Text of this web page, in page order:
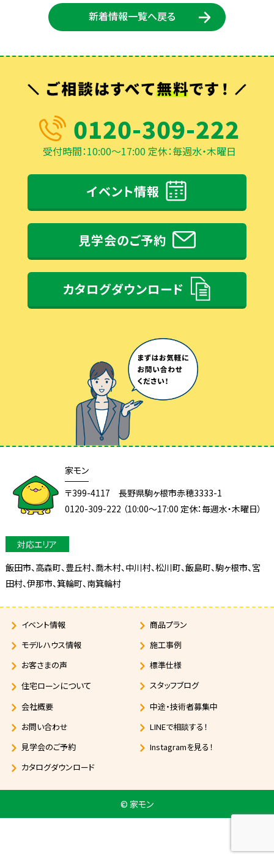
新着情報一覧へ戻る
0120-309-222
受付時間：10:00～17:00 定休：毎週水・木曜日
イベント情報
見学会のご予約
カタログダウンロード
家モン
〒399-4117 長野県駒ヶ根市赤穂3333-1
0120-309-222 （10:00～17:00 定休：毎週水・木曜日）
飯田市、高森町、豊丘村、喬木村、中川村、松川町、飯島町、駒ヶ根市、宮
田村、伊那市、箕輪町、南箕輪村
イベント情報
モデルハウス情報
お客さまの声
住宅ローンについて
商品プラン
施工事例
標準仕様
スタッフブログ
会社概要
お問い合わせ
見学会のご予約
カタログダウンロード
中途・技術者募集中
LINEで相談する！
Instagramを見る！
© 家モン